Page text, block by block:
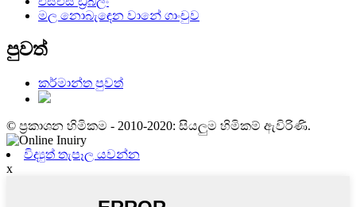
මල නොබැඳෙන වානේ ගාංචුව
පුවත්
කර්මාන්ත පුවත්
© ප්‍රකාශන හිමිකම - 2010-2020: සියලුම හිමිකම් ඇවිරිණි.
විද්‍යුත් තැපෑල යවන්න
x